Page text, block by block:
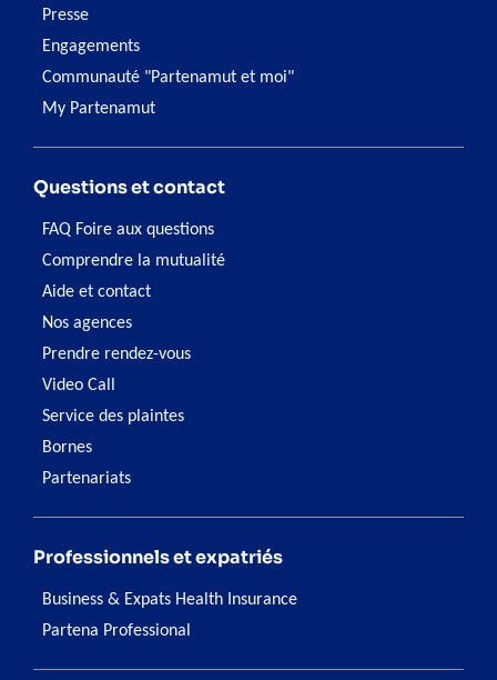
Presse
Engagements
Communauté "Partenamut et moi"
My Partenamut
Questions et contact
FAQ Foire aux questions
Comprendre la mutualité
Aide et contact
Nos agences
Prendre rendez-vous
Video Call
Service des plaintes
Bornes
Partenariats
Professionnels et expatriés
Business & Expats Health Insurance
Partena Professional